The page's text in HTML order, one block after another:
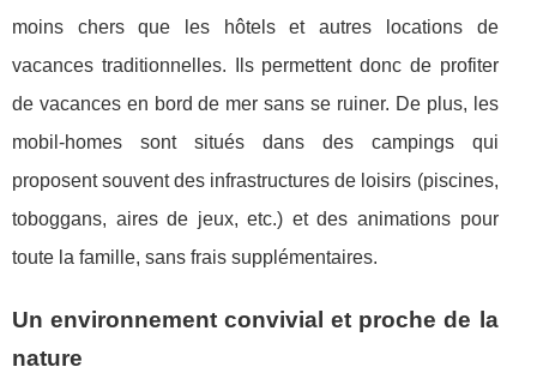
moins chers que les hôtels et autres locations de
vacances traditionnelles. Ils permettent donc de profiter
de vacances en bord de mer sans se ruiner. De plus, les
mobil-homes sont situés dans des campings qui
proposent souvent des infrastructures de loisirs (piscines,
toboggans, aires de jeux, etc.) et des animations pour
toute la famille, sans frais supplémentaires.
Un environnement convivial et proche de la
nature